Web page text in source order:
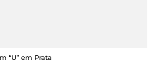
“U” em Prata